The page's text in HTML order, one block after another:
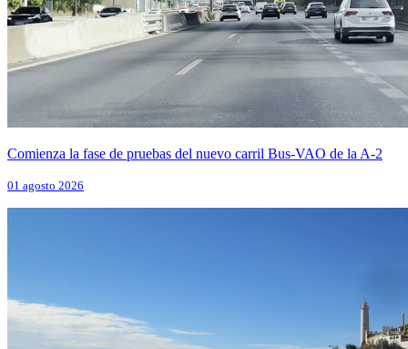
Comienza la fase de pruebas del nuevo carril Bus-VAO de la A-2
01 agosto 2026